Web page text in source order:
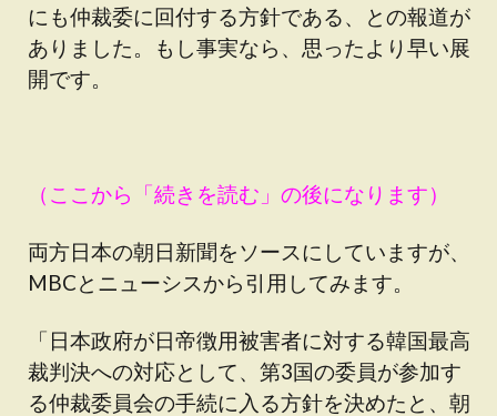
にも仲裁委に回付する方針である、との報道が
ありました。もし事実なら、思ったより早い展
開です。
（ここから「続きを読む」の後になります）
両方日本の朝日新聞をソースにしていますが、
MBCとニューシスから引用してみます。
「日本政府が日帝徴用被害者に対する韓国最高
裁判決への対応として、第3国の委員が参加す
る仲裁委員会の手続に入る方針を決めたと、朝